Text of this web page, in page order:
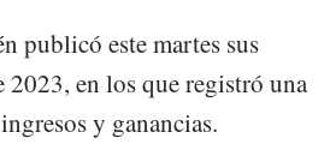
publicó este martes sus
2023, en los que registró una
y ganancias.